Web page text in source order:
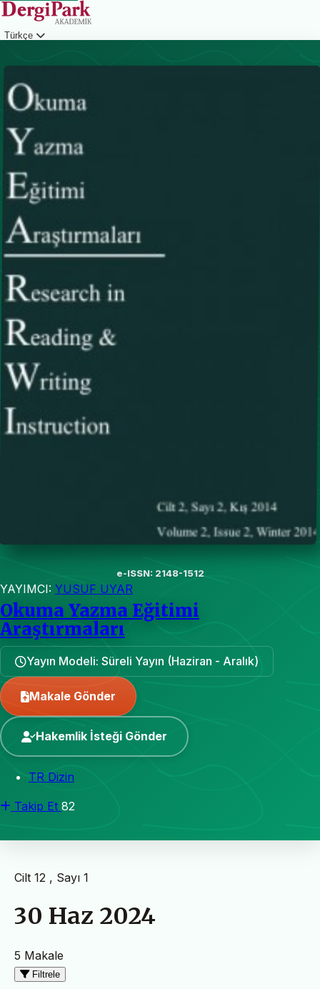
Türkçe
e-ISSN: 2148-1512
YAYIMCI: YUSUF UYAR
Okuma Yazma Eğitimi
Araştırmaları
Yayın Modeli: Süreli Yayın (Haziran - Aralık)
Makale Gönder
Hakemlik İsteği Gönder
TR Dizin
Takip Et 82
Cilt 12 , Sayı 1
30 Haz 2024
5 Makale
Filtrele